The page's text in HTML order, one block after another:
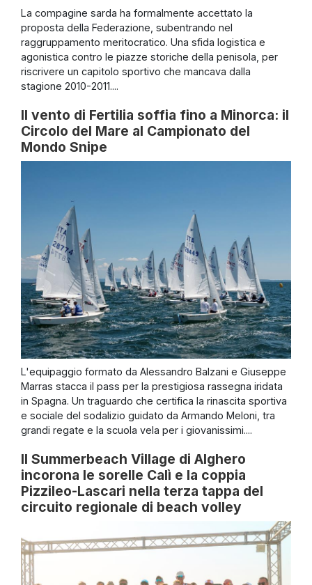
La compagine sarda ha formalmente accettato la
proposta della Federazione, subentrando nel
raggruppamento meritocratico. Una sfida logistica e
agonistica contro le piazze storiche della penisola, per
riscrivere un capitolo sportivo che mancava dalla
stagione 2010-2011....
Il vento di Fertilia soffia fino a Minorca: il
Circolo del Mare al Campionato del
Mondo Snipe
L'equipaggio formato da Alessandro Balzani e Giuseppe
Marras stacca il pass per la prestigiosa rassegna iridata
in Spagna. Un traguardo che certifica la rinascita sportiva
e sociale del sodalizio guidato da Armando Meloni, tra
grandi regate e la scuola vela per i giovanissimi....
Il Summerbeach Village di Alghero
incorona le sorelle Calì e la coppia
Pizzileo-Lascari nella terza tappa del
circuito regionale di beach volley